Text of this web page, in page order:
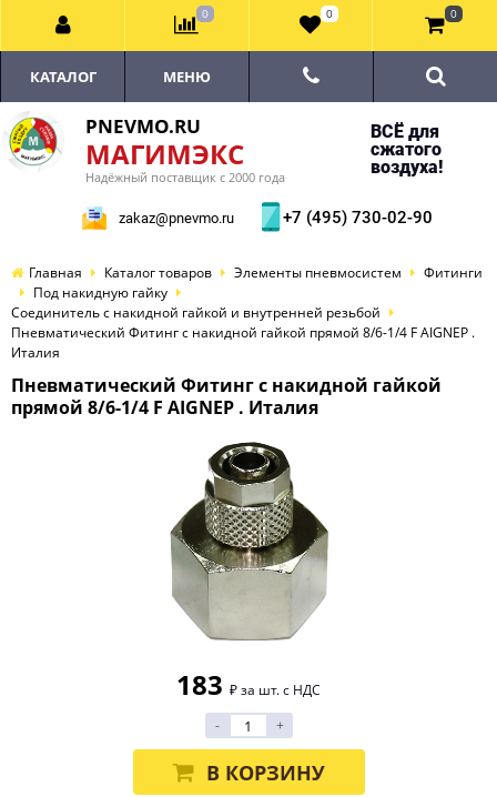
PNEVMO.RU
МАГИМЭКС
Надёжный поставщик с 2000 года
ВСЁ для
сжатого
воздуха!
zakaz@pnevmo.ru +7 (495) 730-02-90
КАТАЛОГ МЕНЮ
Главная Каталог товаров Элементы пневмосистем
Фитинги
Под накидную гайку
Соединитель с накидной гайкой и внутренней резьбой
Пневматический Фитинг с накидной гайкой прямой 8/6-1/4 F AIGNEP .
Италия
Пневматический Фитинг с накидной гайкой
прямой 8/6-1/4 F AIGNEP . Италия
183 ₽ за шт. с НДС
-
+
В КОРЗИНУ
0 0 0